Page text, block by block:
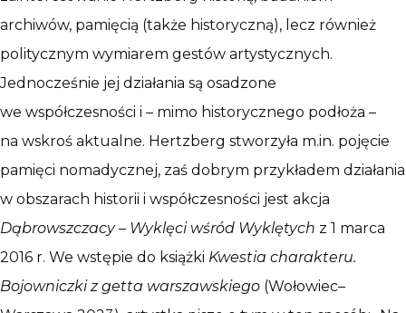
archiwów, pamięcią (także historyczną), lecz również
politycznym wymiarem gestów artystycznych.
Jednocześnie jej działania są osadzone
we współczesności i – mimo historycznego podłoża –
na wskroś aktualne. Hertzberg stworzyła m.in. pojęcie
pamięci nomadycznej, zaś dobrym przykładem działania
w obszarach historii i współczesności jest akcja
Dąbrowszczacy – Wyklęci wśród Wyklętych z 1 marca
2016 r. We wstępie do książki Kwestia charakteru.
Bojowniczki z getta warszawskiego (Wołowiec–